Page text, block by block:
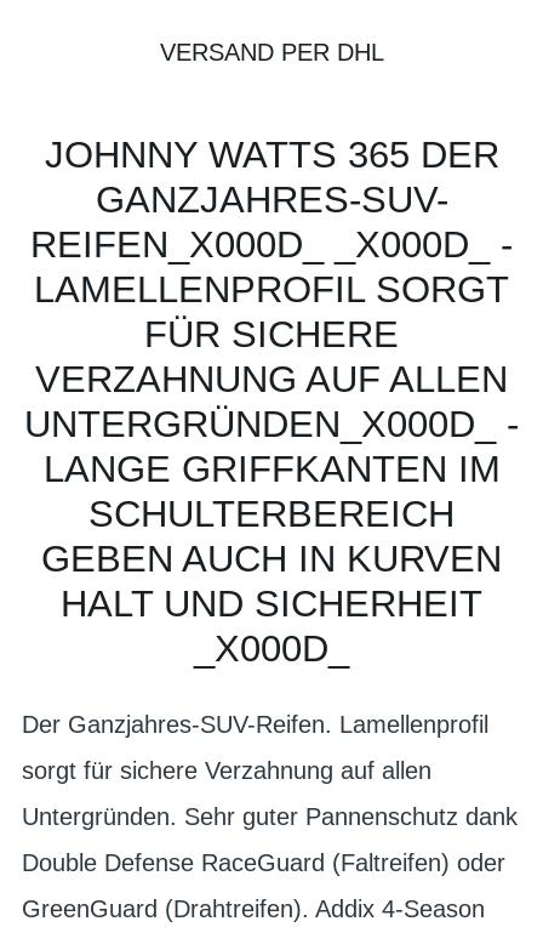
VERSAND PER DHL
JOHNNY WATTS 365 DER
GANZJAHRES-SUV-
REIFEN_X000D_ _X000D_ -
LAMELLENPROFIL SORGT
FÜR SICHERE
VERZAHNUNG AUF ALLEN
UNTERGRÜNDEN_X000D_ -
LANGE GRIFFKANTEN IM
SCHULTERBEREICH
GEBEN AUCH IN KURVEN
HALT UND SICHERHEIT
_X000D_
Der Ganzjahres-SUV-Reifen. Lamellenprofil
sorgt für sichere Verzahnung auf allen
Untergründen. Sehr guter Pannenschutz dank
Double Defense RaceGuard (Faltreifen) oder
GreenGuard (Drahtreifen). Addix 4-Season